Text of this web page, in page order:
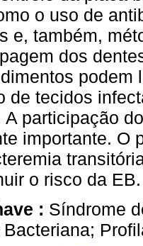
o uso de
e, também,
dos
podem
de tecidos
A participação
importante. O
o risco da EB.
: Síndrome